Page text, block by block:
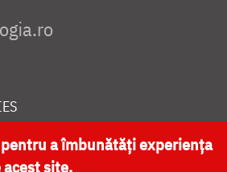
CATEDRALA NAȚIONALĂ
a îmbunătăți experiența
site.